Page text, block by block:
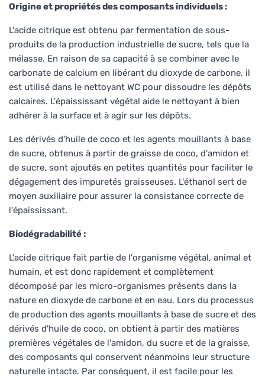
Origine et propriétés des composants individuels :
L'acide citrique est obtenu par fermentation de sous-
produits de la production industrielle de sucre, tels que la
mélasse. En raison de sa capacité à se combiner avec le
carbonate de calcium en libérant du dioxyde de carbone, il
est utilisé dans le nettoyant WC pour dissoudre les dépôts
calcaires. L'épaississant végétal aide le nettoyant à bien
adhérer à la surface et à agir sur les dépôts.
Les dérivés d'huile de coco et les agents mouillants à base
de sucre, obtenus à partir de graisse de coco, d'amidon et
de sucre, sont ajoutés en petites quantités pour faciliter le
dégagement des impuretés graisseuses. L'éthanol sert de
moyen auxiliaire pour assurer la consistance correcte de
l'épaississant.
Biodégradabilité :
L'acide citrique fait partie de l'organisme végétal, animal et
humain, et est donc rapidement et complètement
décomposé par les micro-organismes présents dans la
nature en dioxyde de carbone et en eau. Lors du processus
de production des agents mouillants à base de sucre et des
dérivés d'huile de coco, on obtient à partir des matières
premières végétales de l'amidon, du sucre et de la graisse,
des composants qui conservent néanmoins leur structure
naturelle intacte. Par conséquent, il est facile pour les